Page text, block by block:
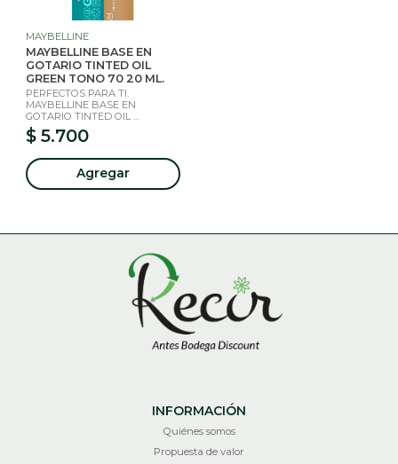
MAYBELLINE
MAYBELLINE BASE EN
GOTARIO TINTED OIL
GREEN TONO 70 20 ML.
PERFECTOS PARA TI.
MAYBELLINE BASE EN
GOTARIO TINTED OIL ...
$ 5.700
Agregar
INFORMACIÓN
Quiénes somos
Propuesta de valor